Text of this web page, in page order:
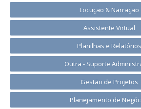
Locução & Narração
Assistente Virtual
Planilhas e Relatórios
Outra - Suporte
Gestão de Projetos
Planejamento de